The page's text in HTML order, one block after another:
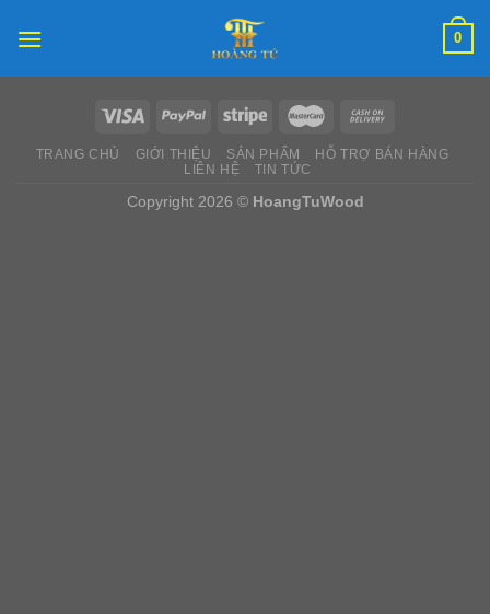
0
TRANG CHỦ GIỚI THIỆU SẢN PHẨM
HỖ TRỢ BÁN HÀNG
LIÊN HỆ
TIN TỨC
Copyright 2026 © HoangTuWood